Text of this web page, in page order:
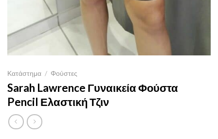
Κατάστημα / Φούστες
Sarah Lawrence Γυναικεία Φούστα
Pencil Ελαστική Τζιν